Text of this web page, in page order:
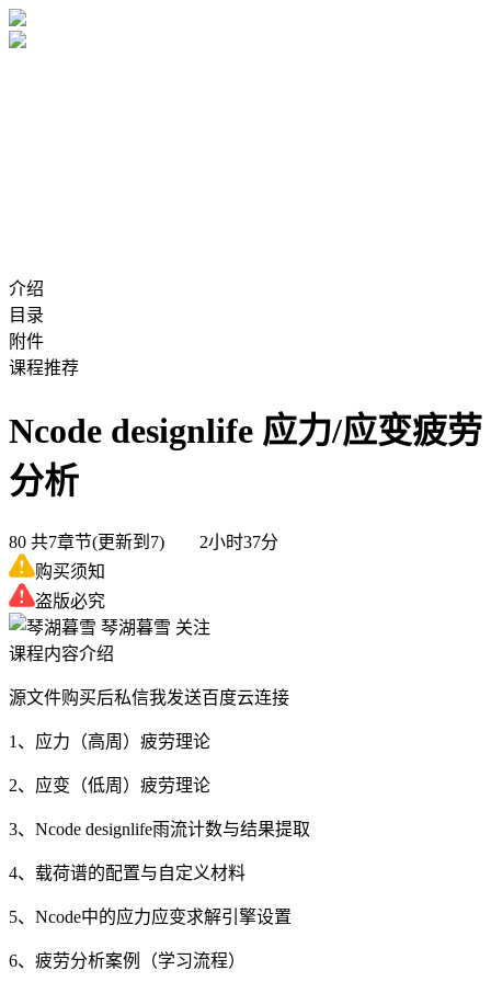
介绍
目录
附件
课程推荐
Ncode designlife 应力/应变疲劳
分析
80 共7章节(更新到7) 2小时37分
购买须知
盗版必究
琴湖暮雪 关注
课程内容介绍
源文件购买后私信我发送百度云连接
1、应力（高周）疲劳理论
2、应变（低周）疲劳理论
3、Ncode designlife雨流计数与结果提取
4、载荷谱的配置与自定义材料
5、Ncode中的应力应变求解引擎设置
6、疲劳分析案例（学习流程）